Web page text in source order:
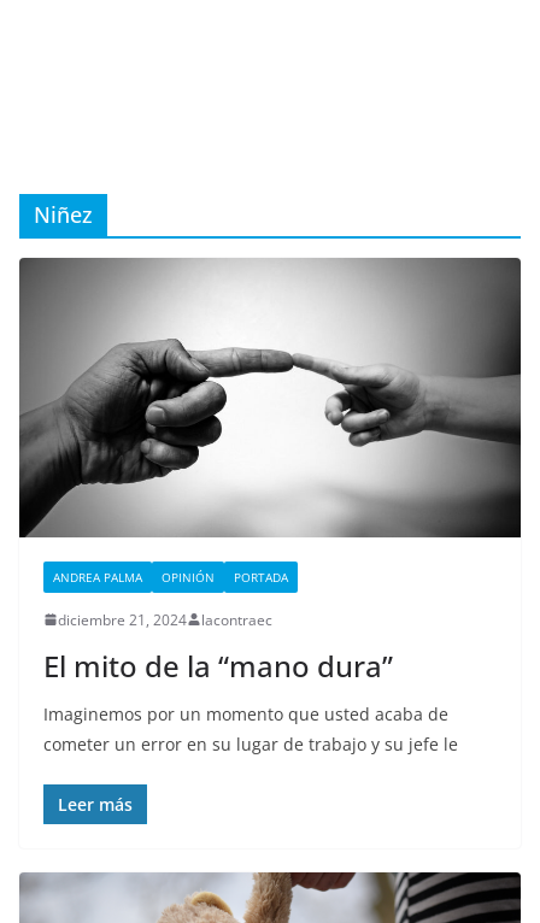
Niñez
ANDREA PALMA OPINIÓN PORTADA
diciembre 21, 2024 lacontraec
El mito de la “mano dura”
Imaginemos por un momento que usted acaba de
cometer un error en su lugar de trabajo y su jefe le
Leer más